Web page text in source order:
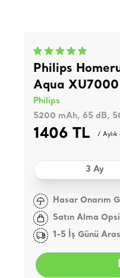
Philips
Aqua XU7000
Philips
5200 mAh, 65 dB,
1406 TL / Aylık
3 Ay
Hasar Onarım
Satın Alma
1-5 İş Günü